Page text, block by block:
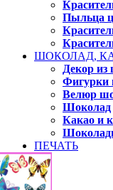
Пыльца
ШОКОЛАД,
Декор из
Фигурки
Велюр
Шоколад
Какао и
ПЕЧАТЬ